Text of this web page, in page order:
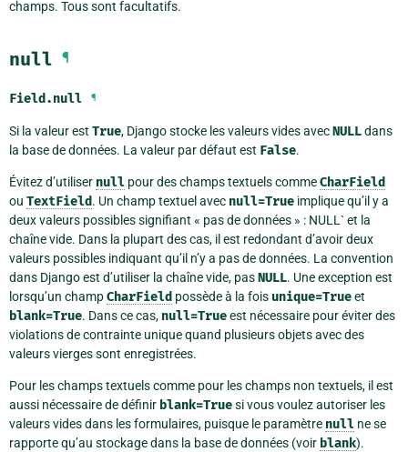
champs. Tous sont facultatifs.
null ¶
Field.null ¶
Si la valeur est True, Django stocke les valeurs vides avecNULLdans
la base de données. La valeur par défaut est False.
Évitez d’utiliser null pour des champs textuels commeCharField
ou TextField. Un champ textuel avec null=True implique qu’il y a
deux valeurs possibles signifiant « pas de données » : NULL` et la
chaîne vide. Dans la plupart des cas, il est redondant d’avoir deux
valeurs possibles indiquant qu’il n’y a pas de données. La convention
dans Django est d’utiliser la chaîne vide, pasNULL. Une exception est
lorsqu’un champCharField possède à la fois unique=Trueet
blank=True. Dans ce cas, null=Trueest nécessaire pour éviter des
violations de contrainte unique quand plusieurs objets avec des
valeurs vierges sont enregistrées.
Pour les champs textuels comme pour les champs non textuels, il est
aussi nécessaire de définir blank=Truesi vous voulez autoriser les
valeurs vides dans les formulaires, puisque le paramètre null ne se
rapporte qu’au stockage dans la base de données (voir blank).